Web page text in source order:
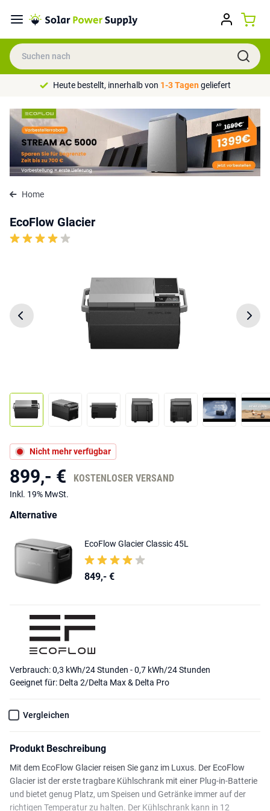
Heute bestellt, innerhalb von 1-3 Tagengeliefert
Home
EcoFlow Glacier
Nicht mehr verfügbar
899,- € KOSTENLOSER VERSAND
Inkl. 19% MwSt.
Alternative
EcoFlow Glacier Classic 45L
849,- €
Verbrauch: 0,3 kWh/24 Stunden - 0,7 kWh/24 Stunden
Geeignet für: Delta 2/Delta Max & Delta Pro
Vergleichen
Produkt Beschreibung
Mit dem EcoFlow Glacier reisen Sie ganz im Luxus. Der EcoFlow
Glacier ist der erste tragbare Kühlschrank mit einer Plug-in-Batterie
und bietet genug Platz, um Speisen und Getränke immer auf der
richtigen Temperatur zu halten. Der Kühlschrank kann in 12